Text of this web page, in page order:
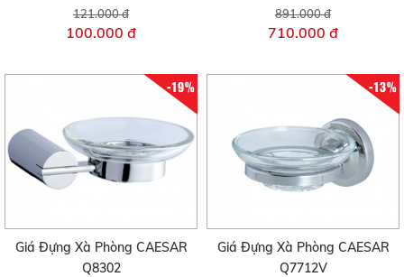
121.000 đ
100.000 đ
891.000 đ
710.000 đ
-19%
Giá Đựng Xà Phòng CAESAR
Q8302
-13%
Giá Đựng Xà Phòng CAESAR
Q7712V